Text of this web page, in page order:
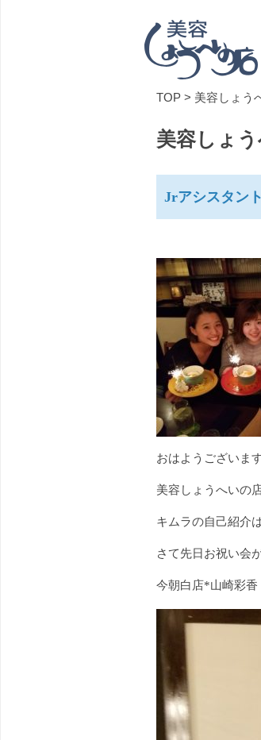
TOP > 美容しょう
美容しょ
Jrアシスタン
おはようございま
美容しょうへいの
キムラの自己紹
さて先日お祝い会
今朝白店*山崎彩香